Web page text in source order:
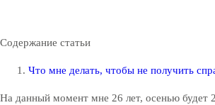
Содержание статьи
Что мне делать, чтобы не получить
На данный момент мне 26 лет, осенью будет